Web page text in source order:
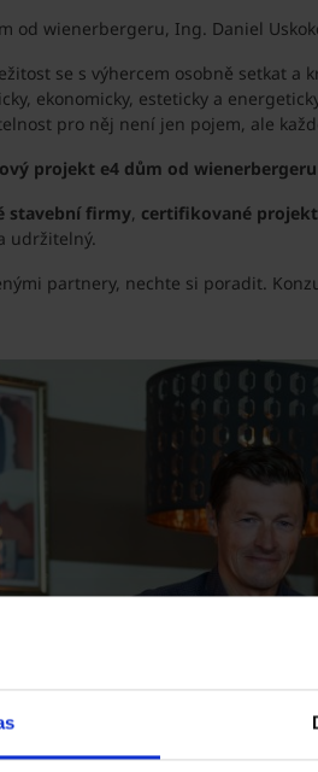
od wienerbergeru, Ing. Daniel
se s výhercem osobně setkat
ekonomicky, esteticky a
pro něj není jen pojem, ale
projekt e4 dům od
stavební firmy, certifikované
udržitelný.
partnery, nechte si poradit.